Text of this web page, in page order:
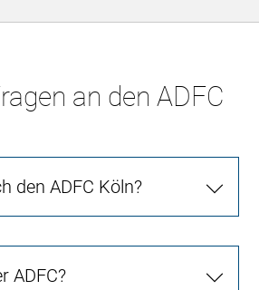
an den ADFC
den ADFC Köln?
ADFC?